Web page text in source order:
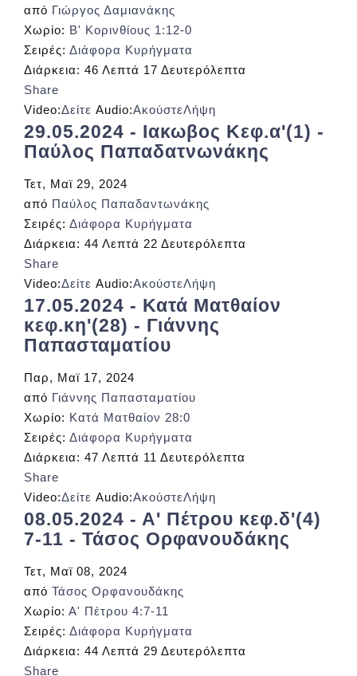
από Γιώργος Δαμιανάκης
Χωρίο: Β' Κορινθίους 1:12-0
Σειρές: Διάφορα Κυρήγματα
Διάρκεια: 46 Λεπτά 17 Δευτερόλεπτα
Share
Video:Δείτε Audio:ΑκούστεΛήψη
29.05.2024 - Ιακωβος Κεφ.α'(1) -
Παύλος Παπαδατνωνάκης
Τετ, Μαϊ 29, 2024
από Παύλος Παπαδαντωνάκης
Σειρές: Διάφορα Κυρήγματα
Διάρκεια: 44 Λεπτά 22 Δευτερόλεπτα
Share
Video:Δείτε Audio:ΑκούστεΛήψη
17.05.2024 - Κατά Ματθαίον
κεφ.κη'(28) - Γιάννης
Παπασταματίου
Παρ, Μαϊ 17, 2024
από Γιάννης Παπασταματίου
Χωρίο: Κατά Ματθαίον 28:0
Σειρές: Διάφορα Κυρήγματα
Διάρκεια: 47 Λεπτά 11 Δευτερόλεπτα
Share
Video:Δείτε Audio:ΑκούστεΛήψη
08.05.2024 - Α' Πέτρου κεφ.δ'(4)
7-11 - Τάσος Ορφανουδάκης
Τετ, Μαϊ 08, 2024
από Τάσος Ορφανουδάκης
Χωρίο: Α' Πέτρου 4:7-11
Σειρές: Διάφορα Κυρήγματα
Διάρκεια: 44 Λεπτά 29 Δευτερόλεπτα
Share